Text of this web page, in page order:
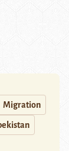
Migration